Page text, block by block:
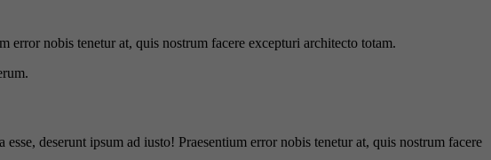
error nobis tenetur at, quis nostrum facere excepturi architecto totam.
deserunt ipsum ad iusto! Praesentium error nobis tenetur at, quis nostrum facere